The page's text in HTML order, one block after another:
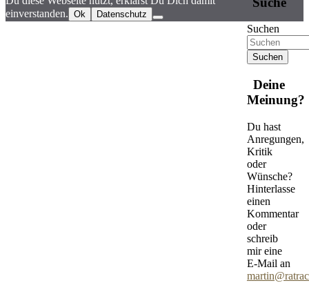
Suchen
Deine
Meinung?
Du hast
Anregungen,
Kritik
oder
Wünsche?
Hinterlasse
einen
Kommentar
oder
schreib
mir eine
E-Mail an
einverstanden. Ok Datenschutz